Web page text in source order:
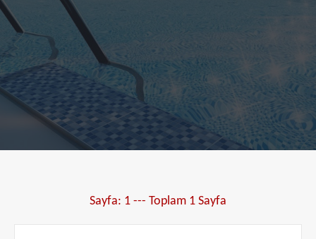
Sayfa: 1 --- Toplam 1 Sayfa